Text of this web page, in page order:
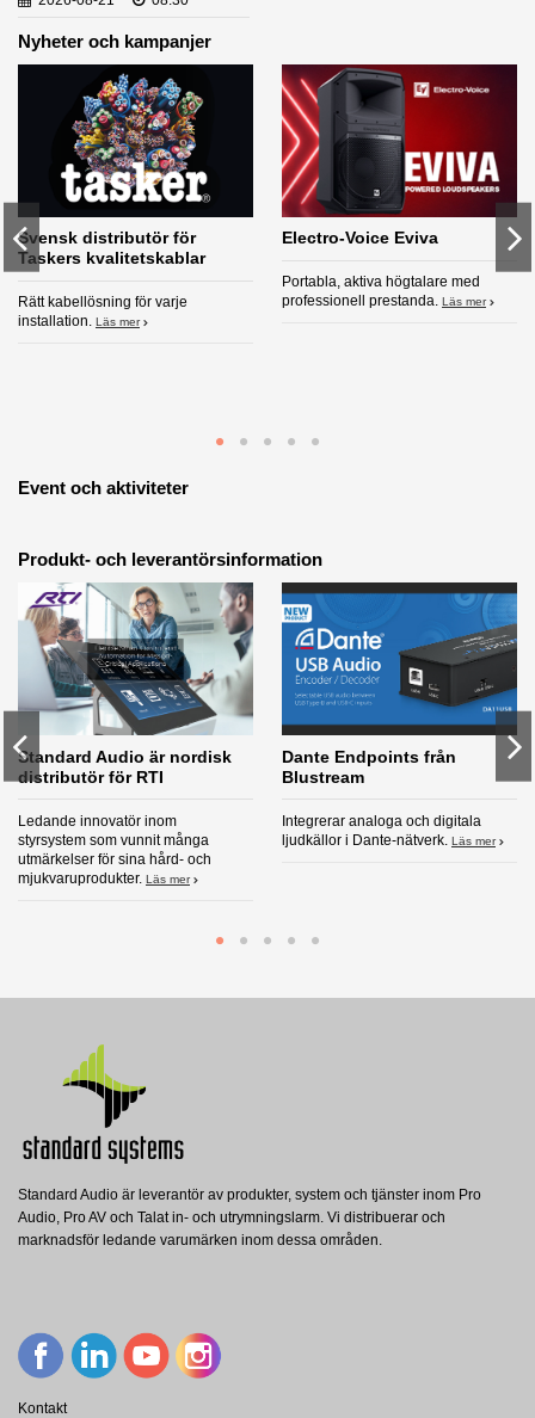
Nyheter och kampanjer
Svensk distributör för
Taskers kvalitetskablar
Rätt kabellösning för varje
installation. Läs mer
Electro-Voice Eviva
Portabla, aktiva högtalare med
professionell prestanda. Läs mer
Event och aktiviteter
Produkt- och leverantörsinformation
Standard Audio är nordisk
distributör för RTI
Ledande innovatör inom
styrsystem som vunnit många
utmärkelser för sina hård- och
mjukvaruprodukter. Läs mer
Dante Endpoints från
Blustream
Integrerar analoga och digitala
ljudkällor i Dante-nätverk. Läs mer
Standard Audio är leverantör av produkter, system och tjänster inom Pro
Audio, Pro AV och Talat in- och utrymningslarm. Vi distribuerar och
marknadsför ledande varumärken inom dessa områden.
Kontakt